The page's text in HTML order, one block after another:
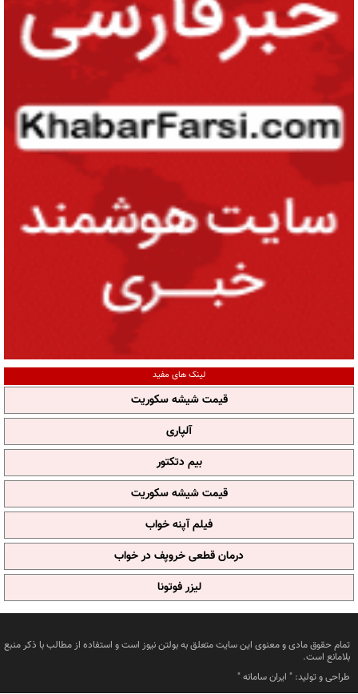
لینک های مفید
قیمت شیشه سکوریت
آلپاری
بیم دتکتور
قیمت شیشه سکوریت
فیلم آپنه خواب
درمان قطعی خروپف در خواب
لیزر فوتونا
تمام حقوق مادی و معنوی این سایت متعلق به بولتن نیوز است و استفاده از مطالب با ذکر منبع
بلامانع است.
طراحی و تولید: " ایران سامانه"